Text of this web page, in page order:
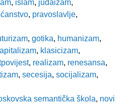
, islam, judaizam,
, pravoslavlje,
, gotika, humanizam,
, klasicizam,
, realizam, renesansa,
, secesija, socijalizam,
semantička škola, novi